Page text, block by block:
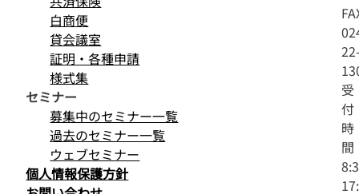
受
付
時
間
白商便
貸会議室
証明・各種申請
様式集
セミナー
募集中のセミナー一覧
過去のセミナー一覧
ウェブセミナー
個人情報保護方針